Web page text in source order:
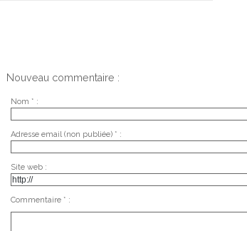
Nouveau commentaire :
Nom * :
Adresse email (non publiée) * :
Site web :
Commentaire * :